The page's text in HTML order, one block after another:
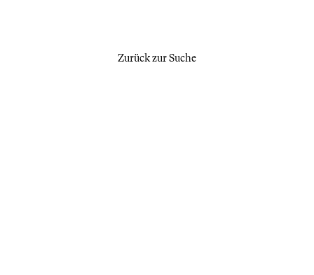
Zurück zur Suche